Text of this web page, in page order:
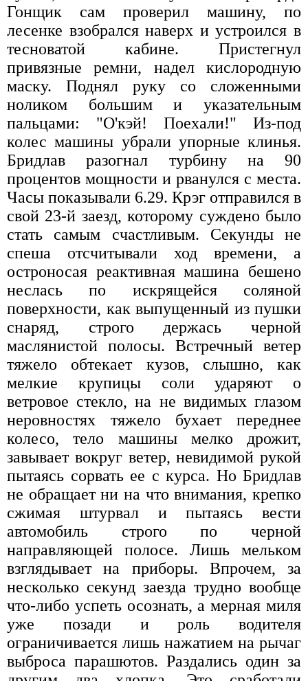
Гонщик сам проверил машину, по
лесенке взобрался наверх и устроился в
тесноватой кабине. Пристегнул
привязные ремни, надел кислородную
маску. Поднял руку со сложенными
ноликом большим и указательным
пальцами: "О'кэй! Поехали!" Из-под
колес машины убрали упорные клинья.
Бридлав разогнал турбину на 90
процентов мощности и рванулся с места.
Часы показывали 6.29. Крэг отправился в
свой 23-й заезд, которому суждено было
стать самым счастливым. Секунды не
спеша отсчитывали ход времени, а
остроносая реактивная машина бешено
неслась по искрящейся соляной
поверхности, как выпущенный из пушки
снаряд, строго держась черной
маслянистой полосы. Встречный ветер
тяжело обтекает кузов, слышно, как
мелкие крупицы соли ударяют о
ветровое стекло, на не видимых глазом
неровностях тяжело бухает переднее
колесо, тело машины мелко дрожит,
завывает вокруг ветер, невидимой рукой
пытаясь сорвать ее с курса. Но Бридлав
не обращает ни на что внимания, крепко
сжимая штурвал и пытаясь вести
автомобиль строго по черной
направляющей полосе. Лишь мельком
взглядывает на приборы. Впрочем, за
несколько секунд заезда трудно вообще
что-либо успеть осознать, а мерная миля
уже позади и роль водителя
ограничивается лишь нажатием на рычаг
выброса парашютов. Раздались один за